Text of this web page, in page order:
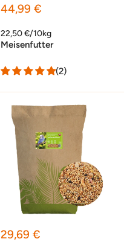
Sonderpreis
44,99 €
22,50 €/10kg
Meisenfutter
(2)
Sonderpreis
29,69 €